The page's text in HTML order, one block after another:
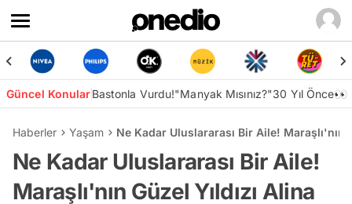
Güncel KonularBastonla Vurdu!"Manyak Mısınız?"30 Yıl Önce👀
Haberler Yaşam Ne Kadar Uluslararası Bir Aile!
Ne Kadar Uluslararası Bir Aile!
Maraşlı'nın Güzel Yıldızı Alina